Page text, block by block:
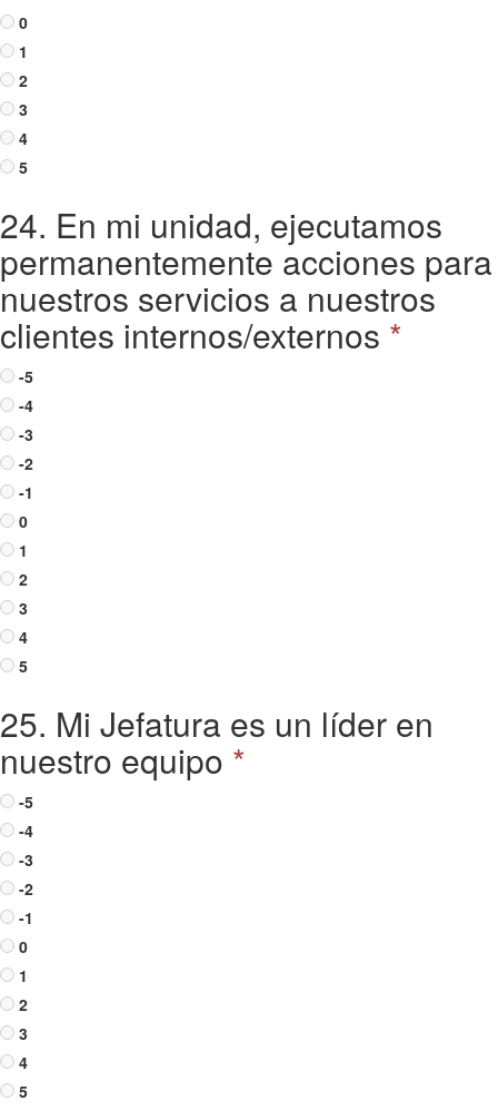
0
1
2
3
4
5
24. En mi unidad, ejecutamos
permanentemente acciones para
nuestros servicios a nuestros
clientes internos/externos *
-5
-4
-3
-2
-1
0
1
2
3
4
5
25. Mi Jefatura es un líder en
nuestro equipo *
-5
-4
-3
-2
-1
0
1
2
3
4
5